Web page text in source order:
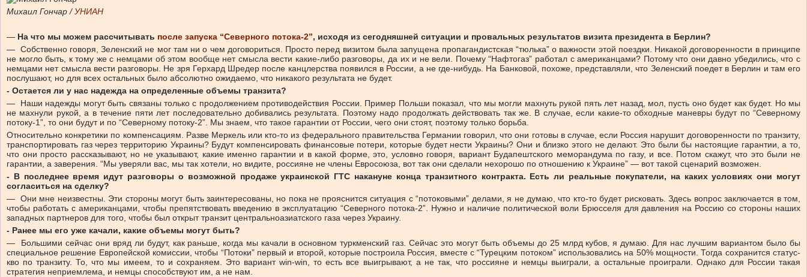
Михаил Гончар /УНИАН
— На что мы можем рассчитывать после запуска “Северного потока-2”, исходя из сегодняшней ситуации и провальных результатов визита президента в Берлин?
— Собственно говоря, Зеленский не мог там ни о чем договориться. Просто перед визитом была запущена пропагандистская “тюлька” о важности этой поездки. Никакой договоренности в принципе
не могло быть, к тому же с немцами об этом вообще нет смысла вести какие-либо разговоры, да их и не вели. Почему “Нафтогаз” работал с американцами? Потому что они давно убедились, что с
немцами нет смысла вести разговоры. Не зря Герхард Шредер после канцлерства появился в России, а не где-нибудь. На Банковой, похоже, представляли, что Зеленский поедет в Берлин и там его
послушают, но для всех остальных было абсолютно ожидаемо, что никакого результата не будет.
- Остается ли у нас надежда на определенные объемы транзита?
— Наши надежды могут быть связаны только с продолжением противодействия России. Пример Польши показал, что мы могли махнуть рукой пять лет назад, мол, пусть оно будет как будет. Но мы
не махнули рукой, а в течение пяти лет последовательно добивались результата. Поэтому надо продолжать действовать так же. В случае, если какие-то обходные маневры будут по “Северному
потоку-1”, то они будут и по “Северному потоку-2”. Мы знаем, что такое гарантии от России, чего они стоят, поэтому только борьба.
Относительно конкретики по компенсациям. Разве Меркель или кто-то из федерального правительства Германии говорил, что они готовы в случае, если Россия нарушит договоренности по транзиту,
транспортировать газ через территорию Украины? Будут компенсировать финансовые потери, которые будет нести Украины? Они и близко этого не делают. Это были бы настоящие гарантии, а то,
что они просто рассказывают, но не указывают, какие именно гарантии и в какой форме, это, условно говоря, вариант Будапештского меморандума по газу, и все. Потом скажут, что это были не
гарантии, а заверения. “Мы уверяли вас, мы так хотели, но видите, россияне не члены Евросоюза, вот так они сделали нехорошо по отношению к Украине” — вот такой сценарий возможен.
- В последнее время идут разговоры о возможной продаже украинской ГТС накануне конца транзитного контракта. Есть ли реальные покупатели, на каких условиях они могут
согласиться на сделку?
— Они мне неизвестны. Эти стороны могут быть заинтересованы, но пока не прояснится ситуация с “потоковыми” делами, я не думаю, что кто-то будет рисковать. Здесь вопрос заключается в том,
чтобы работать с американцами, чтобы препятствовать введению в эксплуатацию “Северного потока-2”. Нужно и наличие политической воли Брюсселя для давления на Россию со стороны наших
западных партнеров для того, чтобы был открыт транзит центральноазиатского газа через Украину.
- Ранее мы его уже качали, какие объемы могут быть?
— Большими сейчас они вряд ли будут, как раньше, когда мы качали в основном туркменский газ. Сейчас это могут быть объемы до 25 млрд кубов, я думаю. Для нас лучшим вариантом было бы
специальное решение Европейской комиссии, чтобы “Потоки” первый и второй, которые построила Россия, вместе с “Турецким потоком” использовались на 50% мощности. Тогда сохранится статус-
кво по транзиту. То, что мы имеем, то и сохраняем. Это вариант win-win, то есть все выигрывают, а не так, что россияне и немцы выиграли, а остальные проиграли. Однако для России такая
стратегия неприемлема, и немцы способствуют им, а не нам.